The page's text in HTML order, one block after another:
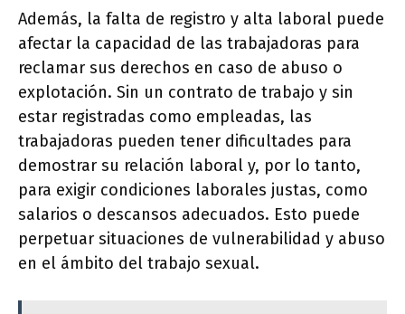
Además, la falta de registro y alta laboral puede
afectar la capacidad de las trabajadoras para
reclamar sus derechos en caso de abuso o
explotación. Sin un contrato de trabajo y sin
estar registradas como empleadas, las
trabajadoras pueden tener dificultades para
demostrar su relación laboral y, por lo tanto,
para exigir condiciones laborales justas, como
salarios o descansos adecuados. Esto puede
perpetuar situaciones de vulnerabilidad y abuso
en el ámbito del trabajo sexual.